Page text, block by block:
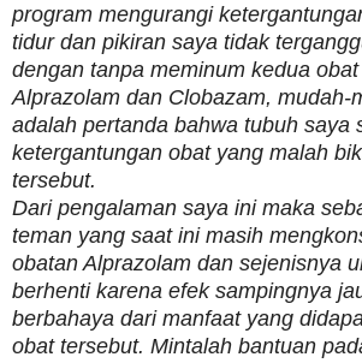
program mengurangi
tidur dan pikiran saya tidak
dengan tanpa meminum kedua
Alprazolam dan Clobazam, mudah-
adalah pertanda bahwa tubuh saya
ketergantungan obat yang malah
tersebut.
Dari pengalaman saya ini maka
teman yang saat ini masih
obatan Alprazolam dan sejenisnya
berhenti karena efek sampingnya
berbahaya dari manfaat yang
obat tersebut. Mintalah bantuan